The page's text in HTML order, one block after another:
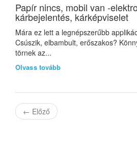
Papír nincs, mobil van -
kárbejelentés, kárképviselet
Mára ez lett a legnépszerűbb
Csúszik, elbambult, erőszakos?
törnek az...
Olvass tovább
← Előző